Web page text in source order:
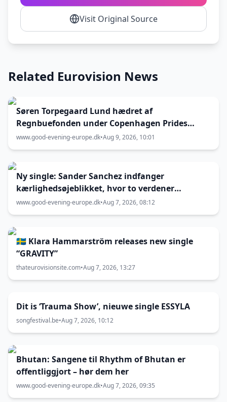
Visit Original Source
Related Eurovision News
Søren Torpegaard Lund hædret af
Regnbuefonden under Copenhagen Prides
åbning
www.good-evening-europe.dk•Aug 9, 2026, 10:01
Ny single: Sander Sanchez indfanger
kærlighedsøjeblikket, hvor to verdener
kolliderer
www.good-evening-europe.dk•Aug 7, 2026, 08:12
🇸🇪 Klara Hammarström releases new single
“GRAVITY”
thateurovisionsite.com•Aug 7, 2026, 13:27
Dit is ‘Trauma Show’, nieuwe single ESSYLA
songfestival.be•Aug 7, 2026, 10:12
Bhutan: Sangene til Rhythm of Bhutan er
offentliggjort – hør dem her
www.good-evening-europe.dk•Aug 7, 2026, 09:35